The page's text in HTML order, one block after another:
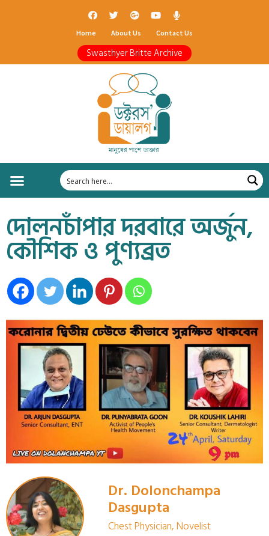
Home About Us Contact Us
Swasthyer Britte Archive
দোলনচাঁপার দরবারে অর্জুন,
কৌশিক ও পুণ্যব্রত
Dr. Dolonchampa
Dasgupta
Chest Physician, Novelist